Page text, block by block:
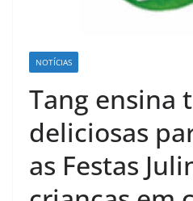
NOTÍCIAS
Tang ensina
deliciosas
as Festas